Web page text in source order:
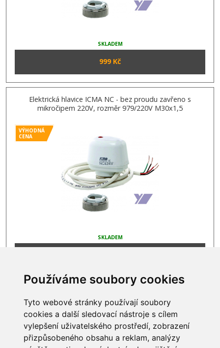
Používáme soubory cookies
Tyto webové stránky používají soubory
cookies a další sledovací nástroje s cílem
vylepšení uživatelského prostředí, zobrazení
přizpůsobeného obsahu a reklam, analýzy
SKLADEM
999 Kč
Elektrická hlavice ICMA NC - bez proudu zavřeno s
mikročipem 220V, rozměr 979/220V M30x1,5
VÝHODNÁ
CENA
SKLADEM
INFORMACE
Obchodní podmínky
Zpracování a ochrana